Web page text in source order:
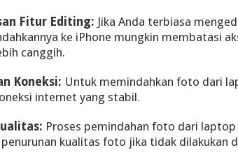
Fitur Editing: Jika Anda terbiasa
ke iPhone mungkin membatasi
canggih.
Koneksi: Untuk memindahkan foto dari
internet yang stabil.
Proses pemindahan foto dari
kualitas foto jika tidak dilakukan